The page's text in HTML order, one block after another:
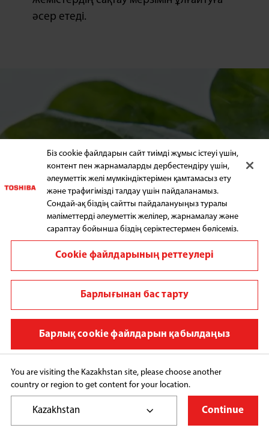
әсер етеді.
Ерекшелік
UNIT FILM
ЫЛҒАЛДЫЛЫҚТЫ САҚТАУ
You are visiting the Kazakhstan site, please choose another
country or region to get content for your location.
Kazakhstan Continue
Біз cookie файлдарын сайт тиімді жұмыс істеуі үшін,
контент пен жарнамаларды дербестендіру үшін,
әлеуметтік желі мүмкіндіктерімен қамтамасыз ету
және трафигімізді талдау үшін пайдаланамыз.
Сондай-ақ біздің сайтты пайдалануыңыз туралы
мәліметтерді әлеуметтік желілер, жарнамалау және
сараптау бойынша біздің серіктестермен бөлісеміз.
Cookie файлдарының реттеулері
Барлығынан бас тарту
Барлық cookie файлдарын қабылдаңыз